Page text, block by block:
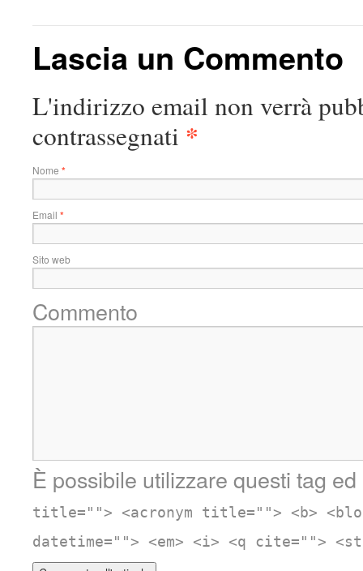
Lascia un Commento
L'indirizzo email non verrà
contrassegnati *
Nome *
Email *
Sito web
Commento
È possibile utilizzare questi tag
title=""> <acronym title=""> <b>
datetime=""> <em> <i> <q cite="">